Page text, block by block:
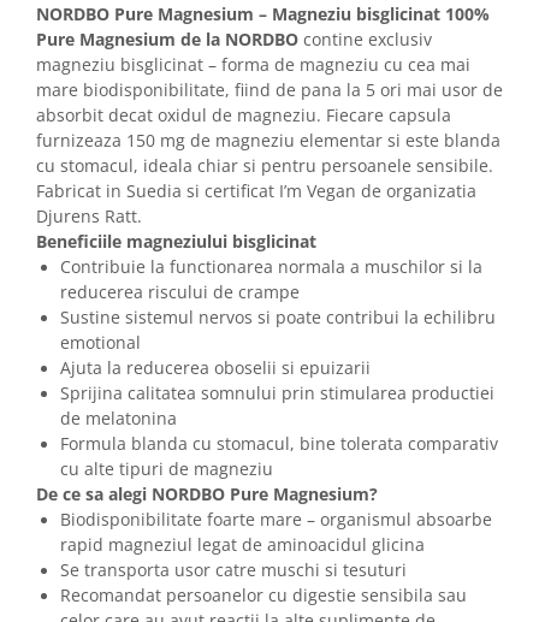
NORDBO Pure Magnesium – Magneziu bisglicinat 100%
Pure Magnesium de la NORDBO contine exclusiv
magneziu bisglicinat – forma de magneziu cu cea mai
mare biodisponibilitate, fiind de pana la 5 ori mai usor de
absorbit decat oxidul de magneziu. Fiecare capsula
furnizeaza 150 mg de magneziu elementar si este blanda
cu stomacul, ideala chiar si pentru persoanele sensibile.
Fabricat in Suedia si certificat I’m Vegan de organizatia
Djurens Ratt.
Beneficiile magneziului bisglicinat
Contribuie la functionarea normala a muschilor si la
reducerea riscului de crampe
Sustine sistemul nervos si poate contribui la echilibru
emotional
Ajuta la reducerea oboselii si epuizarii
Sprijina calitatea somnului prin stimularea productiei
de melatonina
Formula blanda cu stomacul, bine tolerata comparativ
cu alte tipuri de magneziu
De ce sa alegi NORDBO Pure Magnesium?
Biodisponibilitate foarte mare – organismul absoarbe
rapid magneziul legat de aminoacidul glicina
Se transporta usor catre muschi si tesuturi
Recomandat persoanelor cu digestie sensibila sau